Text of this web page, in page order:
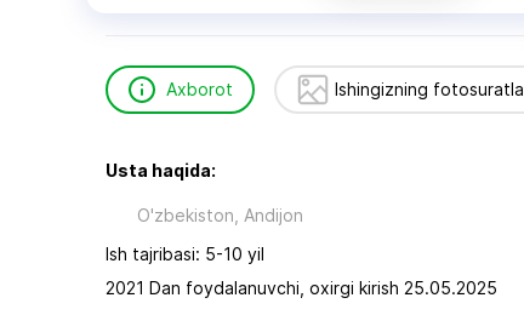
Axborot Ishingizning
Usta haqida:
O'zbekiston, Andijon
Ish tajribasi: 5-10 yil
2021 Dan foydalanuvchi, oxirgi kirish 25.05.2025